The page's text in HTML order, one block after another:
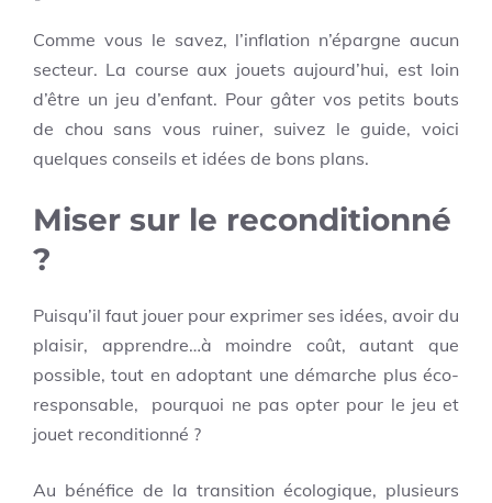
Comme vous le savez, l’inflation n’épargne aucun
secteur. La course aux jouets aujourd’hui, est loin
d’être un jeu d’enfant. Pour gâter vos petits bouts
de chou sans vous ruiner, suivez le guide, voici
quelques conseils et idées de bons plans.
Miser sur le reconditionné
?
Puisqu’il faut jouer pour exprimer ses idées, avoir du
plaisir, apprendre…à moindre coût, autant que
possible, tout en adoptant une démarche plus éco-
responsable, pourquoi ne pas opter pour le jeu et
jouet reconditionné ?
Au bénéfice de la transition écologique, plusieurs